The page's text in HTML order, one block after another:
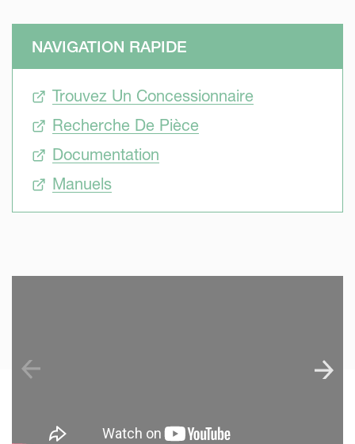
NAVIGATION RAPIDE
Trouvez Un Concessionnaire
Recherche De Pièce
Documentation
Manuels